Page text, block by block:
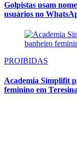
Golpistas usam
usuários no
PROIBIDAS
Academia Simplifit
feminino em Teresina